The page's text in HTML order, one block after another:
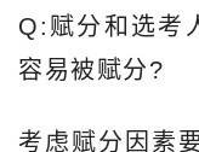
Q:赋分和选考
容易被赋分?
考虑赋分因素